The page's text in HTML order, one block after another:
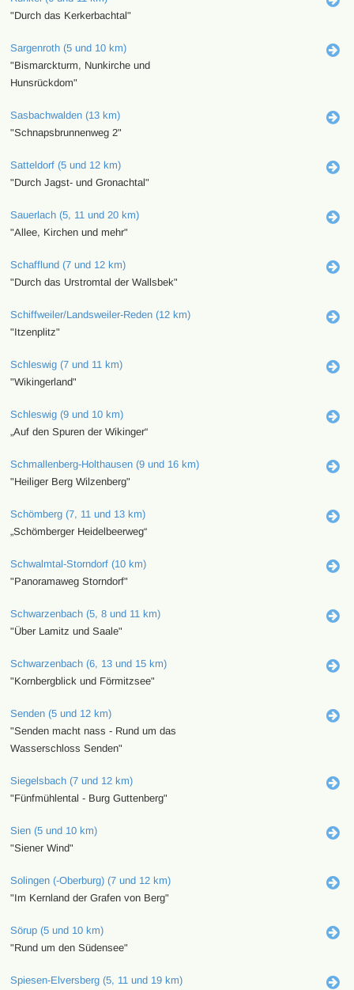
"Durch das Kerkerbachtal"
Sargenroth (5 und 10 km)
"Bismarckturm, Nunkirche und
Hunsrückdom"
Sasbachwalden (13 km)
"Schnapsbrunnenweg 2"
Satteldorf (5 und 12 km)
"Durch Jagst- und Gronachtal"
Sauerlach (5, 11 und 20 km)
"Allee, Kirchen und mehr"
Schafflund (7 und 12 km)
"Durch das Urstromtal der Wallsbek"
Schiffweiler/Landsweiler-Reden (12 km)
"Itzenplitz"
Schleswig (7 und 11 km)
"Wikingerland"
Schleswig (9 und 10 km)
„Auf den Spuren der Wikinger“
Schmallenberg-Holthausen (9 und 16 km)
"Heiliger Berg Wilzenberg"
Schömberg (7, 11 und 13 km)
„Schömberger Heidelbeerweg“
Schwalmtal-Storndorf (10 km)
"Panoramaweg Storndorf"
Schwarzenbach (5, 8 und 11 km)
"Über Lamitz und Saale"
Schwarzenbach (6, 13 und 15 km)
"Kornbergblick und Förmitzsee"
Senden (5 und 12 km)
"Senden macht nass - Rund um das
Wasserschloss Senden"
Siegelsbach (7 und 12 km)
"Fünfmühlental - Burg Guttenberg"
Sien (5 und 10 km)
"Siener Wind"
Solingen (-Oberburg) (7 und 12 km)
"Im Kernland der Grafen von Berg"
Sörup (5 und 10 km)
"Rund um den Südensee"
Spiesen-Elversberg (5, 11 und 19 km)